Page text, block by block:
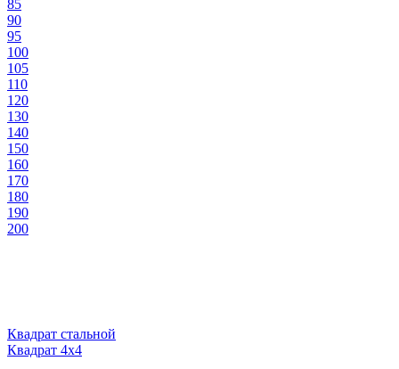
85
90
95
100
105
110
120
130
140
150
160
170
180
190
200
Квадрат стальной
Квадрат 4х4